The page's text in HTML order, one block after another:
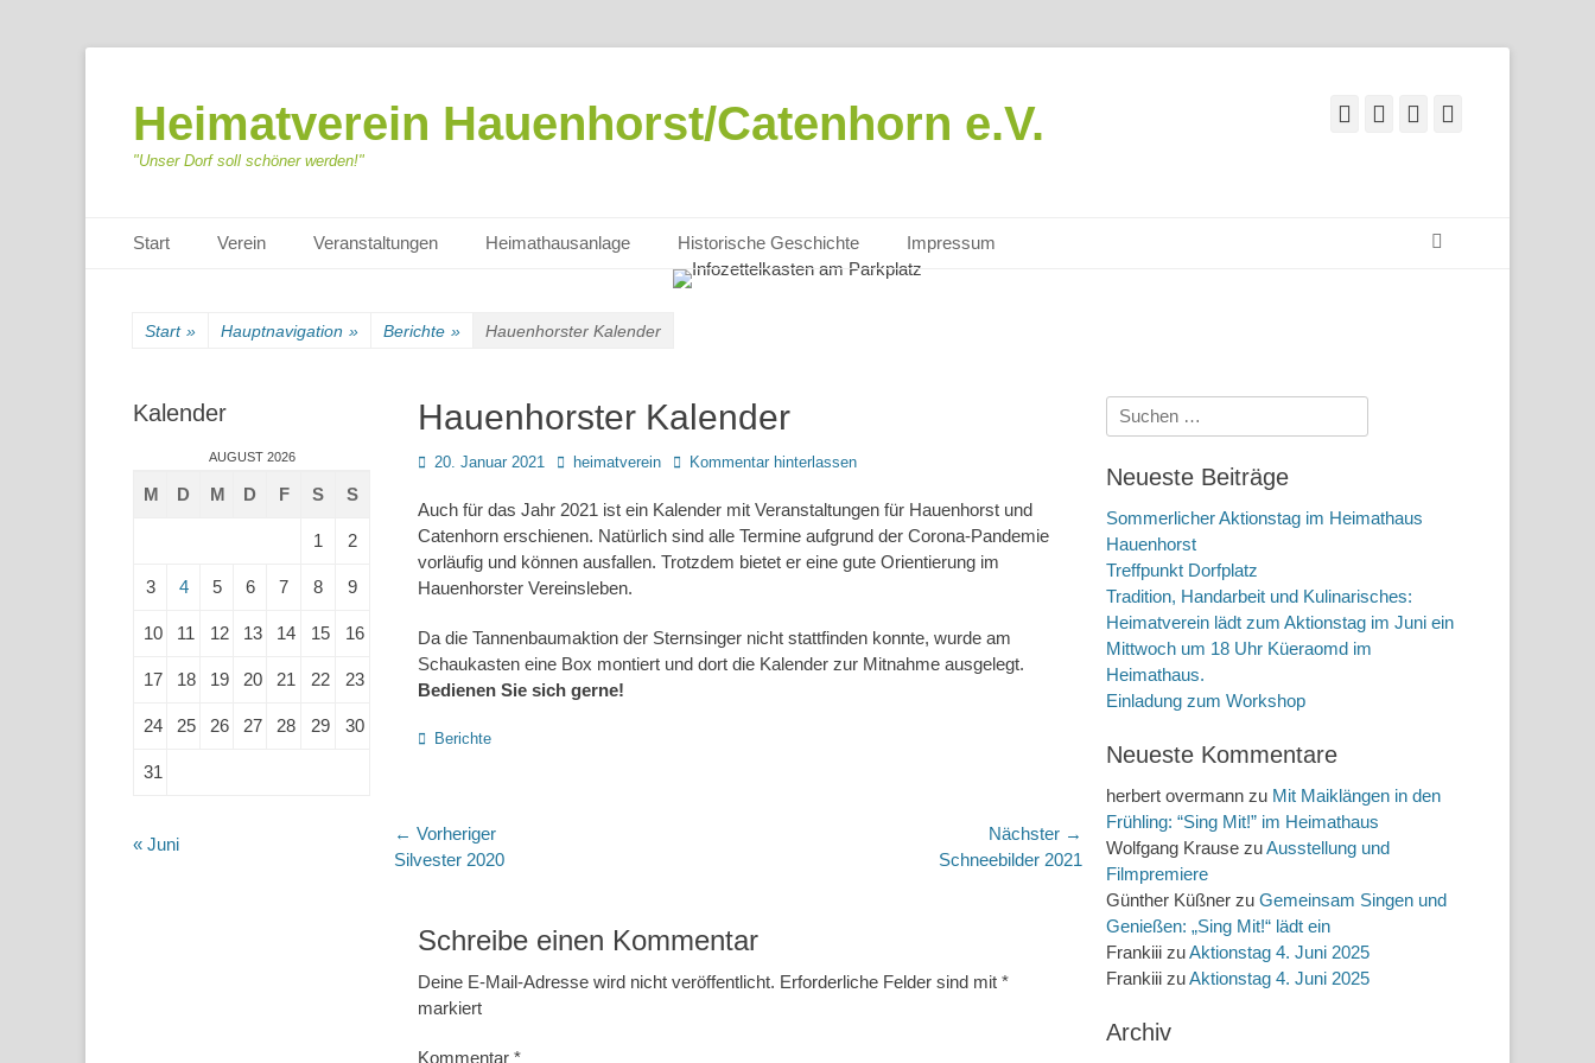
Heimatverein Hauenhorst/Catenhorn e.V.
"Unser Dorf soll schöner werden!"
FacebookGoogleplus
Primäres Menü
Inhalt
Start Verein Veranstaltungen Heimathausanlage Historische Geschichte Impressum
Start » Hauptnavigation » Berichte » Hauenhorster Kalender
Hauenhorster Kalender
Posted
20. Januar 2021 Autorheimatverein Kommentar hinterlassen
Auch für das Jahr 2021 ist ein Kalender mit Veranstaltungen für Hauenhorst und
Catenhorn erschienen. Natürlich sind alle Termine aufgrund der Corona-Pandemie
vorläufig und können ausfallen. Trotzdem bietet er eine gute Orientierung im
Hauenhorster Vereinsleben.
Da die Tannenbaumaktion der Sternsinger nicht stattfinden konnte, wurde am
Schaukasten eine Box montiert und dort die Kalender zur Mitnahme ausgelegt.
Bedienen Sie sich gerne!
Kategorien
Berichte
Beitragsnavigation
← Vorheriger
Vorheriger
Silvester 2020
Nächster →
Schneebilder 2021
Schreibe einen Kommentar
Deine E-Mail-Adresse wird nicht veröffentlicht. Erforderliche Felder sind mit *
markiert
Kommentar *
Suchen
nach:
Neueste Beiträge
Sommerlicher Aktionstag im Heimathaus
Hauenhorst
Treffpunkt Dorfplatz
Tradition, Handarbeit und Kulinarisches:
Heimatverein lädt zum Aktionstag im Juni ein
Mittwoch um 18 Uhr Küeraomd im
Heimathaus.
Einladung zum Workshop
Neueste Kommentare
herbert overmann zu Mit Maiklängen in den
Frühling: “Sing Mit!” im Heimathaus
Wolfgang Krause zuAusstellung und
Filmpremiere
Günther Küßner zu Gemeinsam Singen und
Genießen: „Sing Mit!“ lädt ein
Frankiii zuAktionstag 4. Juni 2025
Frankiii zuAktionstag 4. Juni 2025
Archiv
Kalender
AUGUST 2026
M D M D F S S
1 2
3 4 5 6 7 8 9
10 11 12 13 14 15 16
17 18 19 20 21 22 23
24 25 26 27 28 29 30
31
« Juni